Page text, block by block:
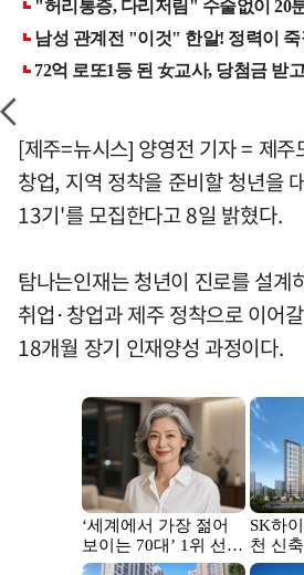
[제주=뉴시스] 양영전 기자 = 제
창업, 지역 정착을 준비할 청년을
13기'를 모집한다고 8일 밝혔다.
탐나는인재는 청년이 진로를 설계
취업·창업과 제주 정착으로 이어
18개월 장기 인재양성 과정이다.